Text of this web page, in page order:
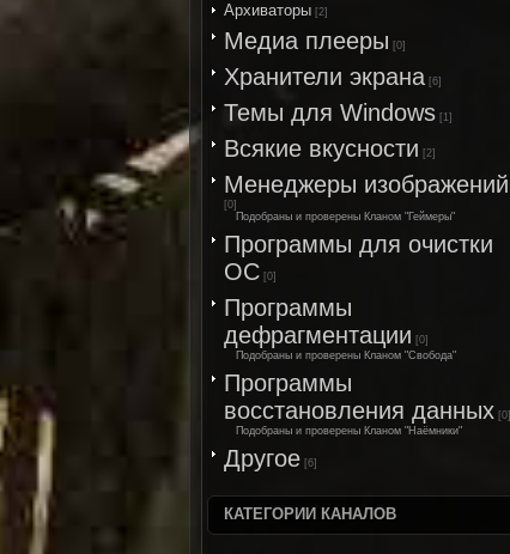
Архиваторы [2]
Медиа плееры [0]
Хранители экрана [6]
Темы для Windows [1]
Всякие вкусности [2]
Менеджеры изображений
[0]
Подобраны и проверены Кланом "Геймеры"
Программы для очистки
ОС [0]
Программы
дефрагментации [0]
Подобраны и проверены Кланом "Свобода"
Программы
восстановления данных [0]
Подобраны и проверены Кланом "Наёмники"
Другое [6]
КАТЕГОРИИ КАНАЛОВ